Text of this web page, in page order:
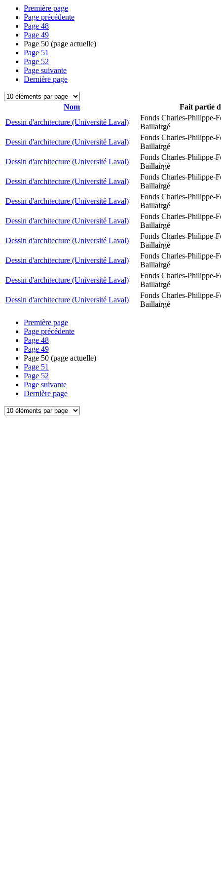
Première page
Page précédente
Page 48
Page 49
Page 50 (page actuelle)
Page 51
Page 52
Page suivante
Dernière page
Nom
Fait partie
Dessin d'architecture (Université Laval)
Fonds Charles-Philippe-
Baillairgé
Dessin d'architecture (Université Laval)
Fonds Charles-Philippe-
Baillairgé
Dessin d'architecture (Université Laval)
Fonds Charles-Philippe-
Baillairgé
Dessin d'architecture (Université Laval)
Fonds Charles-Philippe-
Baillairgé
Dessin d'architecture (Université Laval)
Fonds Charles-Philippe-
Baillairgé
Dessin d'architecture (Université Laval)
Fonds Charles-Philippe-
Baillairgé
Dessin d'architecture (Université Laval)
Fonds Charles-Philippe-
Baillairgé
Dessin d'architecture (Université Laval)
Fonds Charles-Philippe-
Baillairgé
Dessin d'architecture (Université Laval)
Fonds Charles-Philippe-
Baillairgé
Dessin d'architecture (Université Laval)
Fonds Charles-Philippe-
Baillairgé
Première page
Page précédente
Page 48
Page 49
Page 50 (page actuelle)
Page 51
Page 52
Page suivante
Dernière page